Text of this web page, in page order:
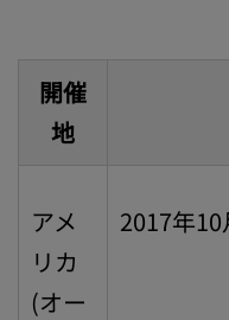
開催
地
アメ
リカ
(オー
2017年